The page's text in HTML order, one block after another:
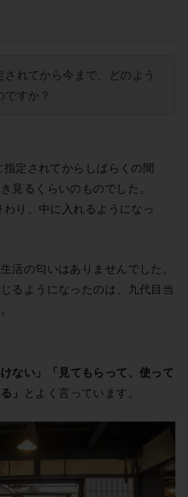
されてから今まで、どのよう
ですか？
定されてからしばらくの間
見るくらいのものでした。
り、中に入れるようになっ
活の匂いはありませんでした。
るようになったのは、九代目当
けない」「見てもらって、使って
」
とよく言っています。